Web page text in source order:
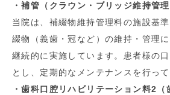
・補管（クラウン・ブリッジ維持管理
当院は、補綴物維持管理料の施設基
綴物（義歯・冠など）の維持・管理
継続的に実施しています。患者様の
とし、定期的なメンテナンスを行って
・歯科口腔リハビリテーション料2（